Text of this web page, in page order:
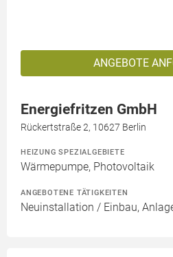
ANGEBOTE
Energiefritzen GmbH
Rückertstraße 2, 10627 Berlin
HEIZUNG SPEZIALGEBIETE
Wärmepumpe, Photovoltaik
ANGEBOTENE TÄTIGKEITEN
Neuinstallation / Einbau,